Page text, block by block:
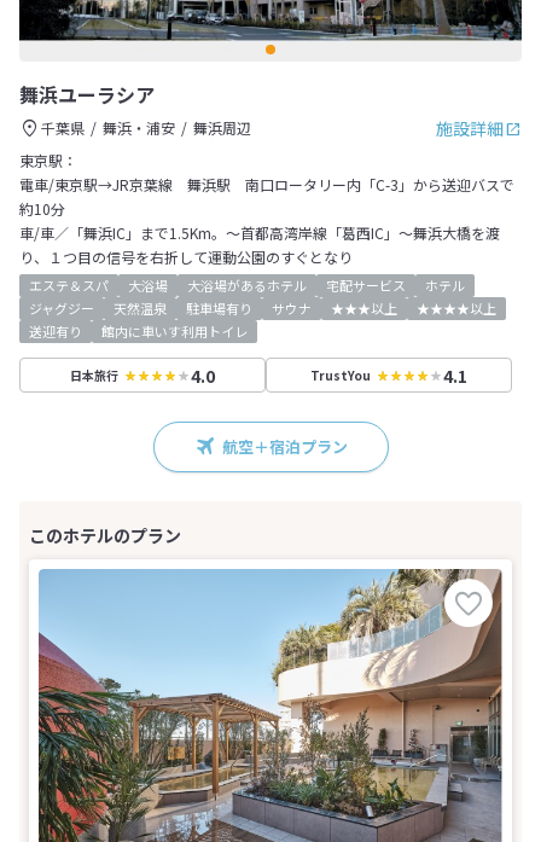
舞浜ユーラシア
施設詳細
千葉県 舞浜・浦安
舞浜周辺
東京駅：
電車/東京駅→JR京葉線 舞浜駅 南口ロータリー内「C-3」から送迎バスで
約10分
車/車／「舞浜IC」まで1.5Km。～首都高湾岸線「葛西IC」～舞浜大橋を渡
り、１つ目の信号を右折して運動公園のすぐとなり
エステ＆スパ 大浴場 大浴場があるホテル 宅配サービス
ホテル
ジャグジー
天然温泉 駐車場有り サウナ ★★★以上
★★★★以上
送迎有り
館内に車いす利用トイレ
日本旅行 4.0 TrustYou 4.1
航空＋宿泊プラン